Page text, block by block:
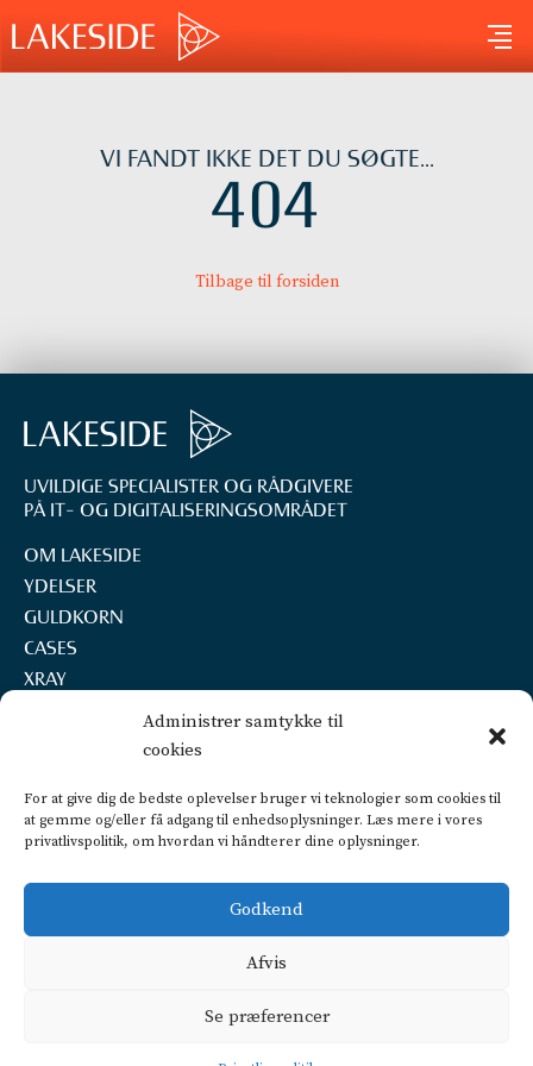
Administrer samtykke til
cookies
For at give dig de bedste oplevelser bruger vi teknologier som cookies til
at gemme og/eller få adgang til enhedsoplysninger. Læs mere i vores
privatlivspolitik, om hvordan vi håndterer dine oplysninger.
Godkend
Afvis
Se præferencer
indholdet
VI FANDT IKKE DET DU SØGTE...
404
Tilbage til forsiden
UVILDIGE SPECIALISTER OG RÅDGIVERE
PÅ IT- OG DIGITALISERINGS­OMRÅDET
OM LAKESIDE
YDELSER
GULDKORN
CASES
XRAY
REKRUTTERING
LAKESIDE A/S
Marselisborg Havnevej 22, 2.th.
8000 Aarhus C
info@lakeside.dk